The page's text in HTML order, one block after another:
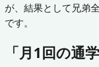
が、結果として兄弟
です。
「月1回の通